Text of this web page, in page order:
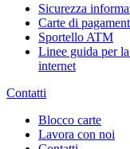
Sicurezza
Carte di
Sportello ATM
Linee guida per
internet
Contatti
Blocco carte
Lavora con noi